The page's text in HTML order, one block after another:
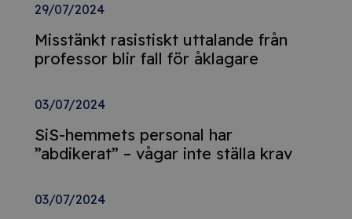
29/07/2024
Misstänkt rasistiskt uttalande från
professor blir fall för åklagare
03/07/2024
SiS-hemmets personal har
”abdikerat” – vågar inte ställa krav
03/07/2024